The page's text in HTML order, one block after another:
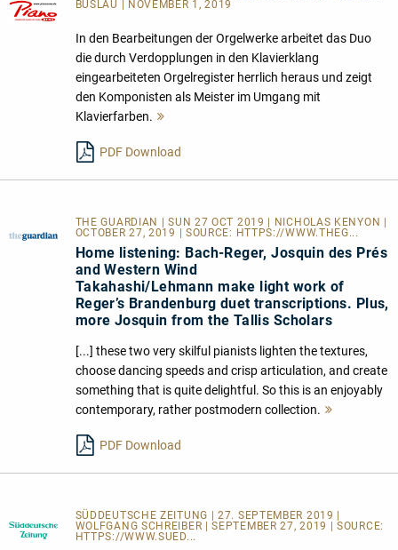
BUSLAU | NOVEMBER 1, 2019
In den Bearbeitungen der Orgelwerke arbeitet das Duo
die durch Verdopplungen in den Klavierklang
eingearbeiteten Orgelregister herrlich heraus und zeigt
den Komponisten als Meister im Umgang mit
Klavierfarben.
PDF Download
THE GUARDIAN | SUN 27 OCT 2019 | NICHOLAS KENYON |
OCTOBER 27, 2019 | SOURCE: HTTPS://WWW.THEG...
Home listening: Bach-Reger, Josquin des Prés
and Western Wind
Takahashi/Lehmann make light work of
Reger’s Brandenburg duet transcriptions. Plus,
more Josquin from the Tallis Scholars
[...] these two very skilful pianists lighten the textures,
choose dancing speeds and crisp articulation, and create
something that is quite delightful. So this is an enjoyably
contemporary, rather postmodern collection.
PDF Download
SÜDDEUTSCHE ZEITUNG | 27. SEPTEMBER 2019 |
WOLFGANG SCHREIBER | SEPTEMBER 27, 2019 | SOURCE:
HTTPS://WWW.SUED...